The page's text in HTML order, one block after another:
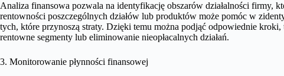
Analiza finansowa pozwala na identyfikację obszarów działalności firmy,
rentowności poszczególnych działów lub produktów może pomóc w
tych, które przynoszą straty. Dzięki temu można podjąć odpowiednie
rentowne segmenty lub eliminowanie nieopłacalnych działań.
3. Monitorowanie płynności finansowej